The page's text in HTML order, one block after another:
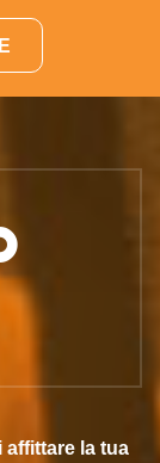
affittare la tua